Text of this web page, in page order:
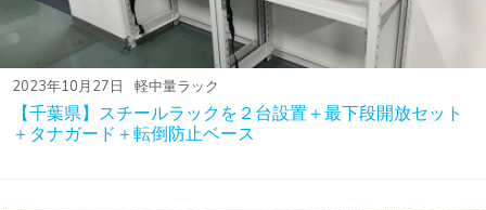
2023年10月27日 軽中量ラック
【千葉県】スチールラックを２台設置＋最下段開放セット
＋タナガード＋転倒防止ベース